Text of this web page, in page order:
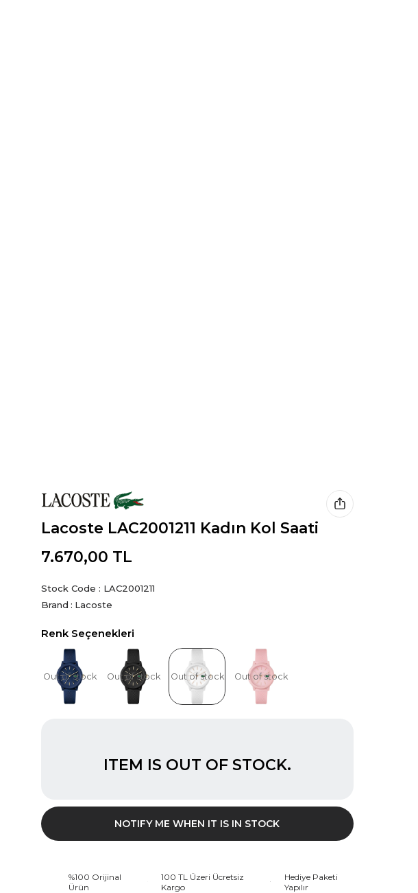
Lacoste LAC2001211 Kadın Kol Saati
7.670,00 TL
Stock Code
LAC2001211
Brand : Lacoste
Renk Seçenekleri
Out of stock Out of stock Out of stock Out of stock
ITEM IS OUT OF STOCK.
NOTIFY ME WHEN IT IS IN STOCK
%100 Orijinal
Ürün
100 TL Üzeri Ücretsiz
Kargo
Hediye Paketi
Yapılır